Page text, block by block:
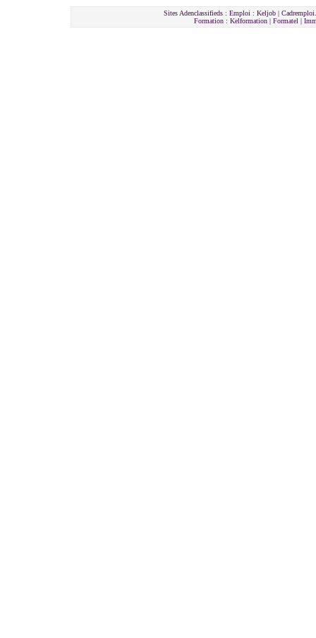
Sites Adenclassifieds : Emploi : Keljob |
Formation : Kelformation | Formatel |